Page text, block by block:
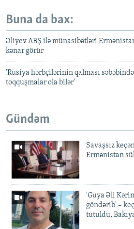
Buna da bax:
Əliyev ABŞ ilə münasibətləri
kənar görür
'Rusiya hərbçilərinin qalması
toqquşmalar ola bilər'
Gündəm
Savaşsız
Ermənistan
'Guya Əli
göndərib' –
tutuldu,